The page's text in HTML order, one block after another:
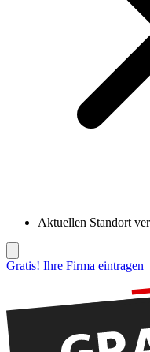
Aktuellen Standort
Gratis! Ihre Firma eintragen